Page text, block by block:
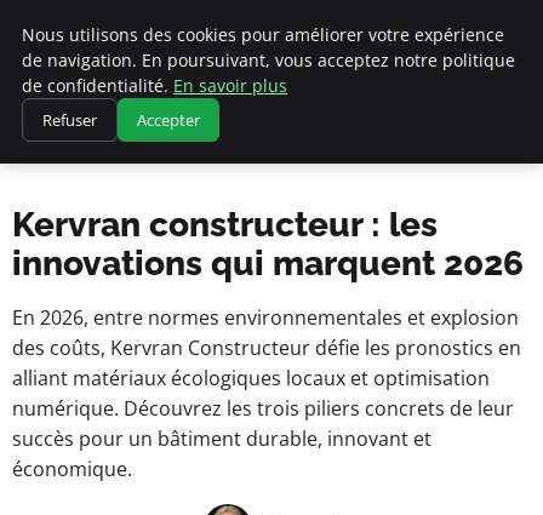
Cannes 1939
Accueil
Kervran constructeur : les innovations qui marquent 2026
Kervran constructeur : les
innovations qui marquent 2026
En 2026, entre normes environnementales et explosion
des coûts, Kervran Constructeur défie les pronostics en
alliant matériaux écologiques locaux et optimisation
numérique. Découvrez les trois piliers concrets de leur
succès pour un bâtiment durable, innovant et
économique.
Nous utilisons des cookies pour améliorer votre expérience
de navigation. En poursuivant, vous acceptez notre politique
de confidentialité. En savoir plus
Refuser Accepter